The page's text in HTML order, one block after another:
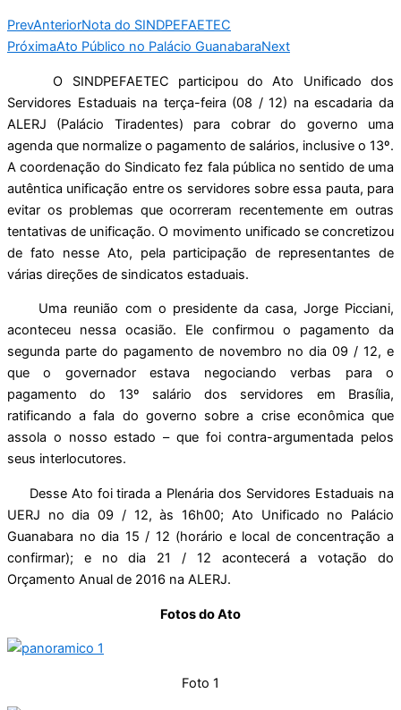
PrevAnteriorNota do SINDPEFAETEC
PróximaAto Público no Palácio GuanabaraNext
O SINDPEFAETEC participou do Ato Unificado dos
Servidores Estaduais na terça-feira (08 / 12) na escadaria da
ALERJ (Palácio Tiradentes) para cobrar do governo uma
agenda que normalize o pagamento de salários, inclusive o 13º.
A coordenação do Sindicato fez fala pública no sentido de uma
autêntica unificação entre os servidores sobre essa pauta, para
evitar os problemas que ocorreram recentemente em outras
tentativas de unificação. O movimento unificado se concretizou
de fato nesse Ato, pela participação de representantes de
várias direções de sindicatos estaduais.
Uma reunião com o presidente da casa, Jorge Picciani,
aconteceu nessa ocasião. Ele confirmou o pagamento da
segunda parte do pagamento de novembro no dia 09 / 12, e
que o governador estava negociando verbas para o
pagamento do 13º salário dos servidores em Brasília,
ratificando a fala do governo sobre a crise econômica que
assola o nosso estado – que foi contra-argumentada pelos
seus interlocutores.
Desse Ato foi tirada a Plenária dos Servidores Estaduais na
UERJ no dia 09 / 12, às 16h00; Ato Unificado no Palácio
Guanabara no dia 15 / 12 (horário e local de concentração a
confirmar); e no dia 21 / 12 acontecerá a votação do
Orçamento Anual de 2016 na ALERJ.
Fotos do Ato
Foto 1